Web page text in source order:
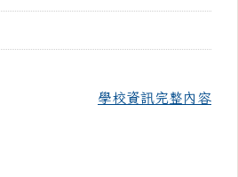
學校資訊完整內容